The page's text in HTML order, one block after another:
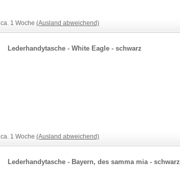
ca. 1 Woche (Ausland abweichend)
Lederhandytasche - White Eagle - schwarz
ca. 1 Woche (Ausland abweichend)
Lederhandytasche - Bayern, des samma mia - schwarz